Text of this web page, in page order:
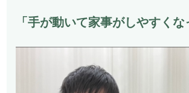
「手が動いて家事がしやすくな